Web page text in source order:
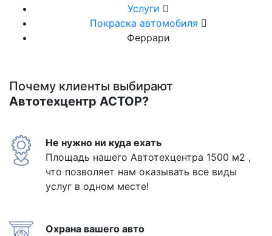
Услуги
Покраска автомобиля
Феррари
Почему клиенты выбирают
Автотехцентр АСТОР?
Не нужно ни куда ехать
Площадь нашего Автотехцентра 1500 м2 ,
что позволяет нам оказывать все виды
услуг в одном месте!
Охрана вашего авто